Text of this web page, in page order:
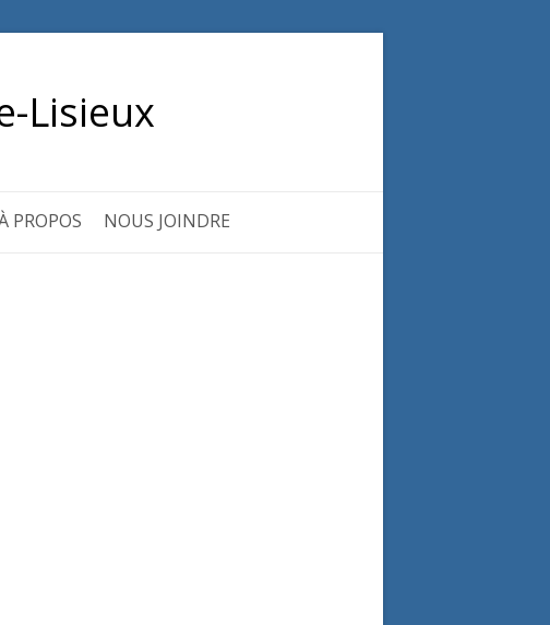
Lisieux
PROPOS NOUS JOINDRE